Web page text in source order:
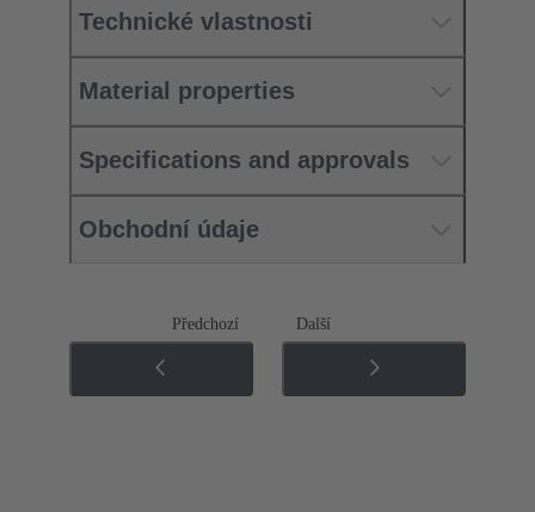
Technické vlastnosti
Material properties
Specifications and approvals
Obchodní údaje
Předchozí Další